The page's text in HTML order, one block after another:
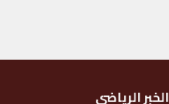
الخبر الرياضي